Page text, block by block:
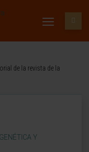
de la revista de la
Y